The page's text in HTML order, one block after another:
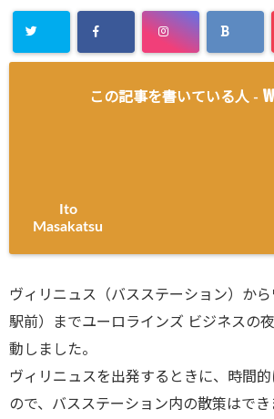
この記事を書いている人 -
Ito
Masakatsu
ヴィリニュス（バスステーション）か
駅前）までユーロラインズ ビジネスの
動しました。
ヴィリニュスを出発するときに、時間
ので、バスステーション内の散策はでき